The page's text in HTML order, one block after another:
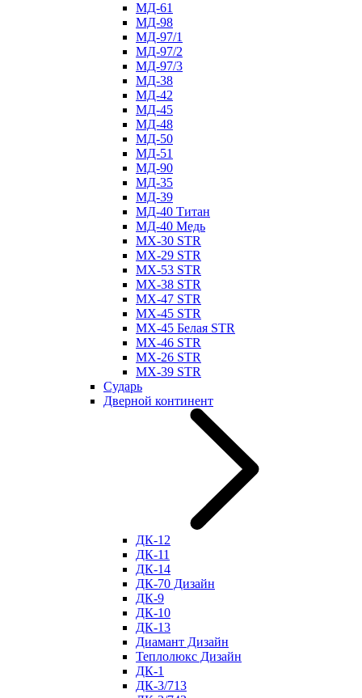
МД-61
МД-98
МД-97/1
МД-97/2
МД-97/3
МД-38
МД-42
МД-45
МД-48
МД-50
МД-51
МД-90
МД-35
МД-39
МД-40 Титан
МД-40 Медь
МХ-30 STR
МХ-29 STR
МХ-53 STR
МХ-38 STR
МХ-47 STR
МХ-45 STR
МХ-45 Белая STR
МХ-46 STR
МХ-26 STR
МХ-39 STR
Сударь
Дверной континент
ДК-12
ДК-11
ДК-14
ДК-70 Дизайн
ДК-9
ДК-10
ДК-13
Диамант Дизайн
Теплолюкс Дизайн
ДК-1
ДК-3/713